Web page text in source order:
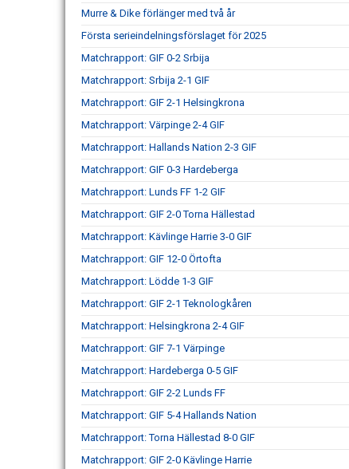
Murre & Dike förlänger med två år
Första serieindelningsförslaget för 2025
Matchrapport: GIF 0-2 Srbija
Matchrapport: Srbija 2-1 GIF
Matchrapport: GIF 2-1 Helsingkrona
Matchrapport: Värpinge 2-4 GIF
Matchrapport: Hallands Nation 2-3 GIF
Matchrapport: GIF 0-3 Hardeberga
Matchrapport: Lunds FF 1-2 GIF
Matchrapport: GIF 2-0 Torna Hällestad
Matchrapport: Kävlinge Harrie 3-0 GIF
Matchrapport: GIF 12-0 Örtofta
Matchrapport: Lödde 1-3 GIF
Matchrapport: GIF 2-1 Teknologkåren
Matchrapport: Helsingkrona 2-4 GIF
Matchrapport: GIF 7-1 Värpinge
Matchrapport: Hardeberga 0-5 GIF
Matchrapport: GIF 2-2 Lunds FF
Matchrapport: GIF 5-4 Hallands Nation
Matchrapport: Torna Hällestad 8-0 GIF
Matchrapport: GIF 2-0 Kävlinge Harrie